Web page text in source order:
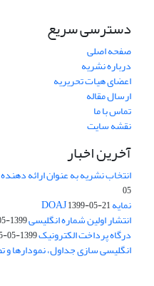
دسترسی سریع
صفحه اصلی
درباره نشریه
اعضای هیات تحریریه
ارسال مقاله
تماس با ما
نقشه سایت
آخرین اخبار
انتخاب نشریه به عنوان ارائه دهنده
05
نمایه DOAJ1399-05-21
انتشار اولین شماره انگلیسی1399-05-15
درگاه پرداخت الکترونیک1399-05-05
انگلیسی سازی جداول، نمودارها و